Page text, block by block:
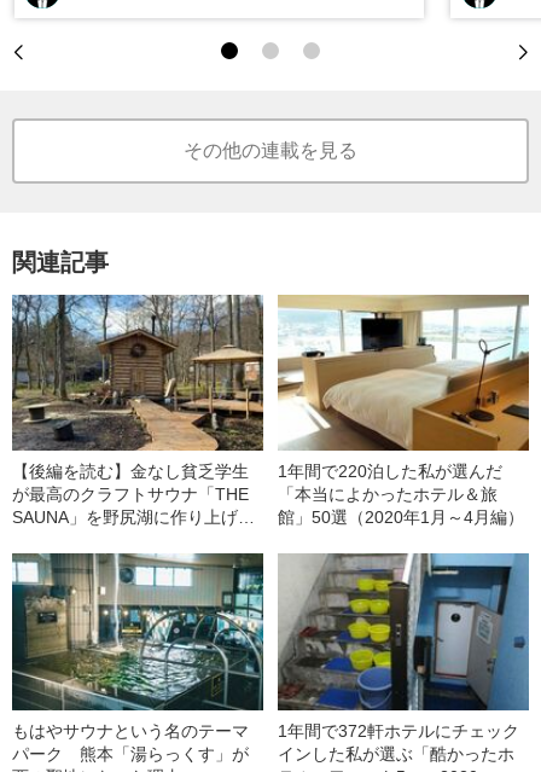
その他の連載を見る
関連記事
【後編を読む】金なし貧乏学生
が最高のクラフトサウナ「THE
SAUNA」を野尻湖に作り上げる
1年間で220泊した私が選んだ
「本当によかったホテル＆旅
館」50選（2020年1月～4月編）
もはやサウナという名のテーマ
パーク 熊本「湯らっくす」が
1年間で372軒ホテルにチェック
インした私が選ぶ「酷かったホ